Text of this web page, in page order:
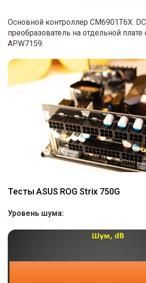
Основной контроллер CM6901T6X.
преобразователь на отдельной
APW7159.
Тесты ASUS ROG Strix 750G
Уровень шума: